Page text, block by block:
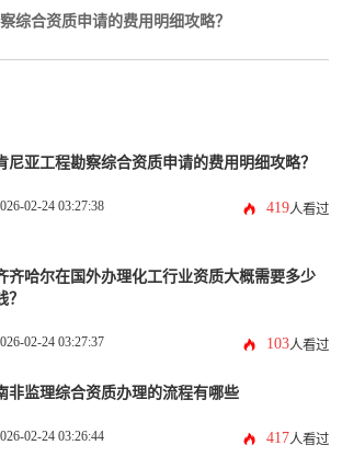
综合资质申请的费用明细攻略？
尼亚工程勘察综合资质申请的费用明细攻略？
02-24 03:27:38 419人看过
齐哈尔在国外办理化工行业资质大概需要多少
？
02-24 03:27:37 103人看过
非监理综合资质办理的流程有哪些
02-24 03:26:44 417人看过